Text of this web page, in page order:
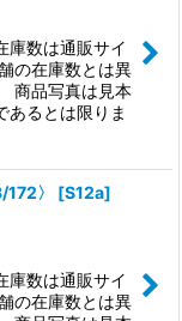
庫数は通販サイ
の在庫数とは異
商品写真は見本
あるとは限りま
〉 [S12a]
庫数は通販サイ
の在庫数とは異